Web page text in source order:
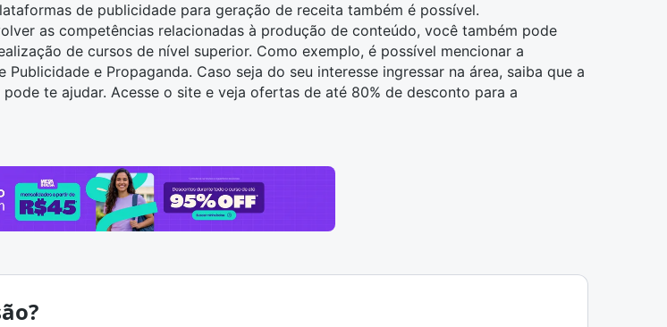
de publicidade para geração de receita também é possível.
as competências relacionadas à produção de conteúdo, você também pode
de cursos de nível superior. Como exemplo, é possível mencionar a
Publicidade e Propaganda. Caso seja do seu interesse ingressar na área, saiba que a
pode te ajudar. Acesse o site e veja ofertas de até 80% de desconto para a